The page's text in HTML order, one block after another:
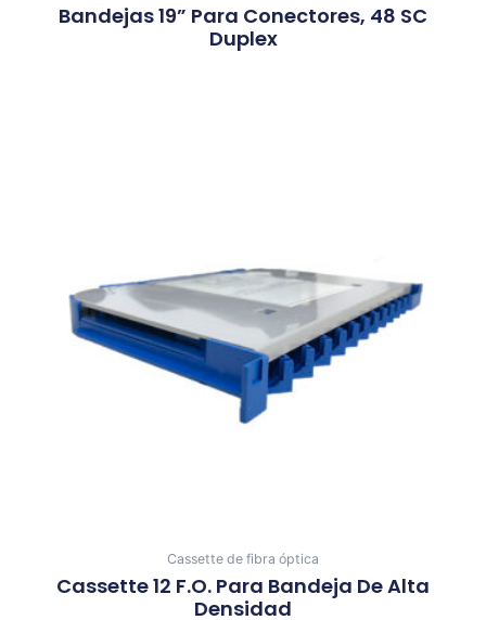
Bandejas 19” Para Conectores, 48 SC
Duplex
Cassette de fibra óptica
Cassette 12 F.O. Para Bandeja De Alta
Densidad